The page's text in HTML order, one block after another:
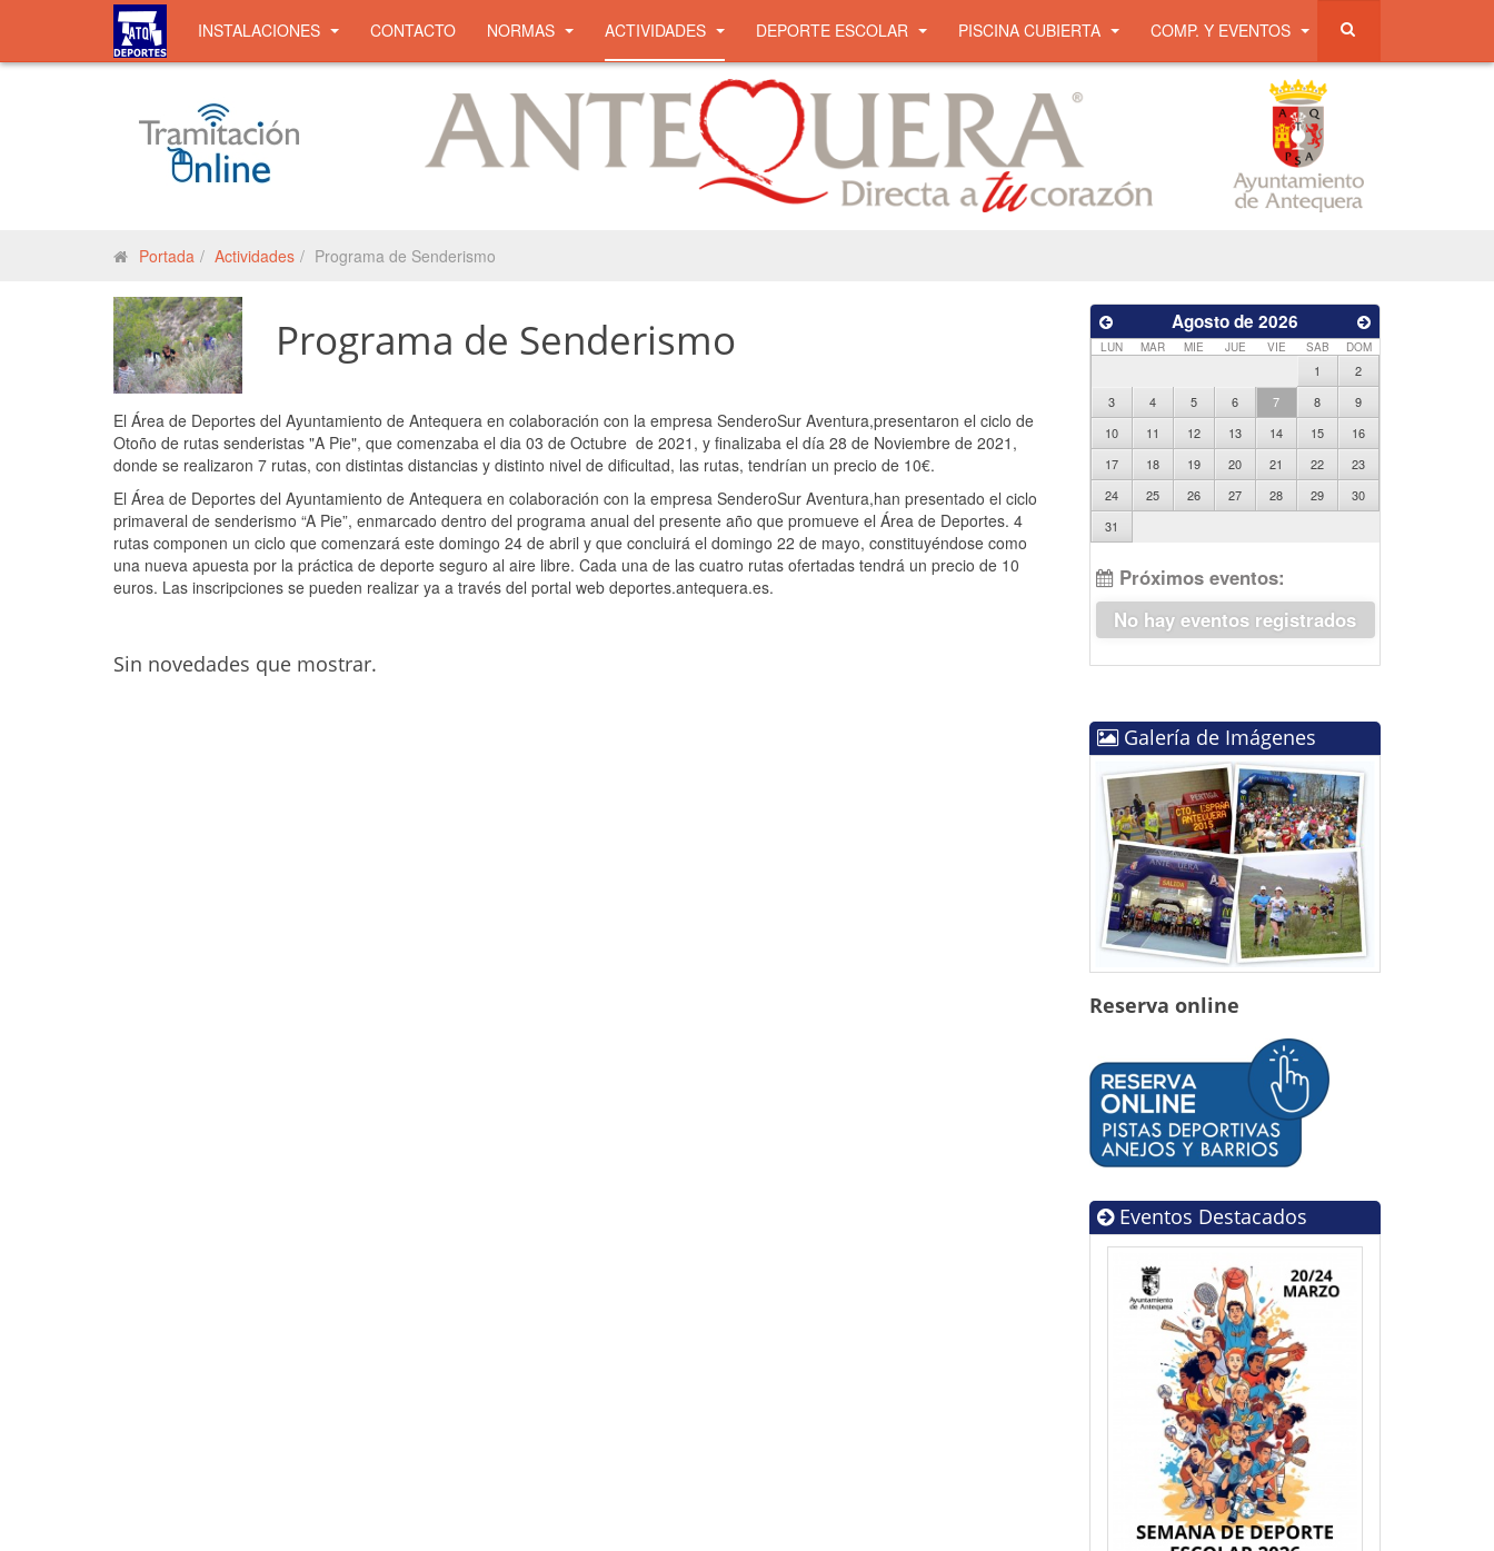
INSTALACIONES CONTACTO NORMAS ACTIVIDADES DEPORTE ESCOLAR PISCINA CUBIERTA COMP. Y EVENTOS
Portada Actividades Programa de Senderismo
Programa de Senderismo
El Área de Deportes del Ayuntamiento de Antequera en colaboración con la empresa SenderoSur Aventura,presentaron el ciclo de
Otoño de rutas senderistas "A Pie", que comenzaba el dia 03 de Octubre de 2021, y finalizaba el día 28 de Noviembre de 2021,
donde se realizaron 7 rutas, con distintas distancias y distinto nivel de dificultad, las rutas, tendrían un precio de 10€.
El Área de Deportes del Ayuntamiento de Antequera en colaboración con la empresa SenderoSur Aventura,han presentado el ciclo
primaveral de senderismo “A Pie”, enmarcado dentro del programa anual del presente año que promueve el Área de Deportes. 4
rutas componen un ciclo que comenzará este domingo 24 de abril y que concluirá el domingo 22 de mayo, constituyéndose como
una nueva apuesta por la práctica de deporte seguro al aire libre. Cada una de las cuatro rutas ofertadas tendrá un precio de 10
euros. Las inscripciones se pueden realizar ya a través del portal web deportes.antequera.es.
Sin novedades que mostrar.
Agosto de 2026
LUN MAR MIE JUE VIE SAB DOM
1
2
3
4 5 6 7 8
9
10
11 12 13 14 15
16
17
18 19 20 21 22
23
24
25 26 27 28 29
30
31
Próximos eventos:
No hay eventos registrados
Galería de Imágenes
Reserva online
Eventos Destacados